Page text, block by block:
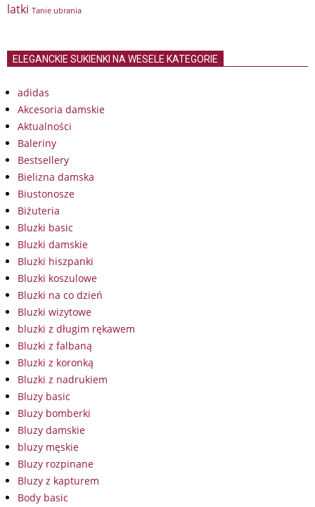
latki Tanie ubrania
ELEGANCKIE SUKIENKI NA WESELE KATEGORIE
adidas
Akcesoria damskie
Aktualności
Baleriny
Bestsellery
Bielizna damska
Biustonosze
Biżuteria
Bluzki basic
Bluzki damskie
Bluzki hiszpanki
Bluzki koszulowe
Bluzki na co dzień
Bluzki wizytowe
bluzki z długim rękawem
Bluzki z falbaną
Bluzki z koronką
Bluzki z nadrukiem
Bluzy basic
Bluzy bomberki
Bluzy damskie
bluzy męskie
Bluzy rozpinane
Bluzy z kapturem
Body basic